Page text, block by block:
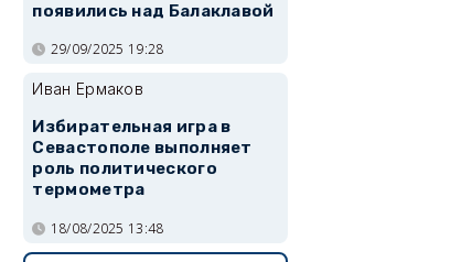
появились над Балаклавой
29/09/2025 19:28
Иван Ермаков
Избирательная игра в
Севастополе выполняет
роль политического
термометра
18/08/2025 13:48